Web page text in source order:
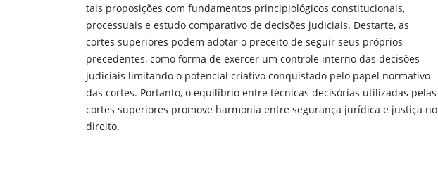
tais proposições com fundamentos principiológicos constitucionais,
processuais e estudo comparativo de decisões judiciais. Destarte, as
cortes superiores podem adotar o preceito de seguir seus próprios
precedentes, como forma de exercer um controle interno das decisões
judiciais limitando o potencial criativo conquistado pelo papel normativo
das cortes. Portanto, o equilíbrio entre técnicas decisórias utilizadas pelas
cortes superiores promove harmonia entre segurança jurídica e justiça no
direito.